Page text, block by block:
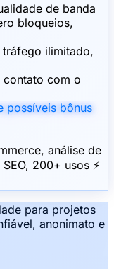
de banda
bloqueios,
tráfego ilimitado,
com o
possíveis bônus
análise de
200+ usos ⚡
para projetos
anonimato e